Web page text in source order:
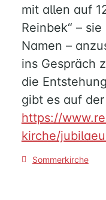
mit allen auf
Reinbek“ –
Namen –
ins Gespräch
die
gibt es auf
https://
kirche/
Sommerkirche